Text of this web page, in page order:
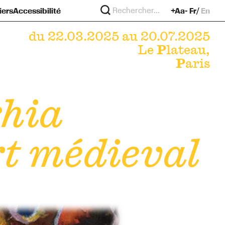
Accessibilité +Aa- Fr En
du 22.03.2025 au 20.07.2025
Le Plateau,
Paris
médieval